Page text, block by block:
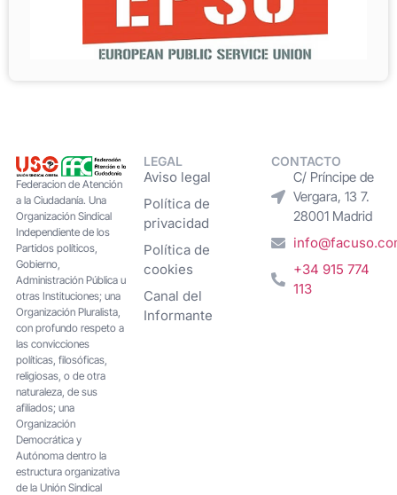
Federacion de Atención
a la Ciudadanía. Una
Organización Sindical
Independiente de los
Partidos políticos,
Gobierno,
Administración Pública u
otras Instituciones; una
Organización Pluralista,
con profundo respeto a
las convicciones
políticas, filosóficas,
religiosas, o de otra
naturaleza, de sus
afiliados; una
Organización
Democrática y
Autónoma dentro la
estructura organizativa
de la Unión Sindical
LEGAL
Aviso legal
Política de
privacidad
Política de
cookies
Canal del
Informante
CONTACTO
C/ Príncipe de
Vergara, 13 7.
28001 Madrid
+34 915 774
113